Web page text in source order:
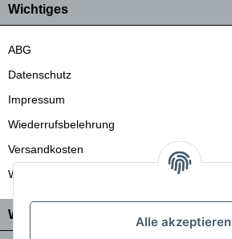
Wichtiges
ABG
Datenschutz
Impressum
Wiederrufsbelehrung
Versandkosten
Wir liefern auch in die Schweiz
Wo Sie uns finden Alle akzeptieren